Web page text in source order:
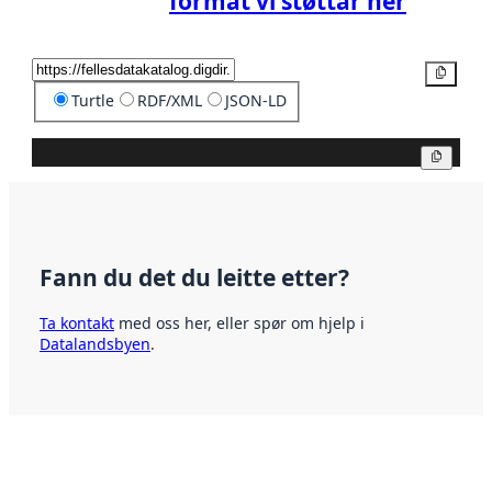
Turtle RDF/XML JSON-LD
Fann du det du leitte etter?
Ta kontakt med oss her, eller spør om hjelp i
Datalandsbyen.